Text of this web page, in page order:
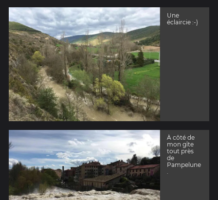
Une
éclaircie :-)
À côté de
mon gîte
tout près
de
Pampelune
.